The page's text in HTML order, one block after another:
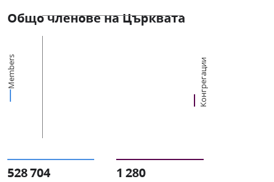
Общо членове на Църквата
Members Конгрегации
528 704 1 280